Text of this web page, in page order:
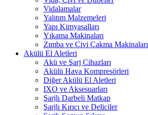
Vidalamalar
Yalıtım Malzemeleri
Yapı Kimyasalları
Yıkama Makinaları
Zımba ve Çivi Çakma Makinaları
Akülü El Aletleri
Akü ve Şarj Cihazları
Akülü Hava Kompresörleri
Diğer Akülü El Aletleri
IXO ve Aksesuarları
Şarjlı Darbeli Matkap
Şarjlı Kırıcı ve Deliciler